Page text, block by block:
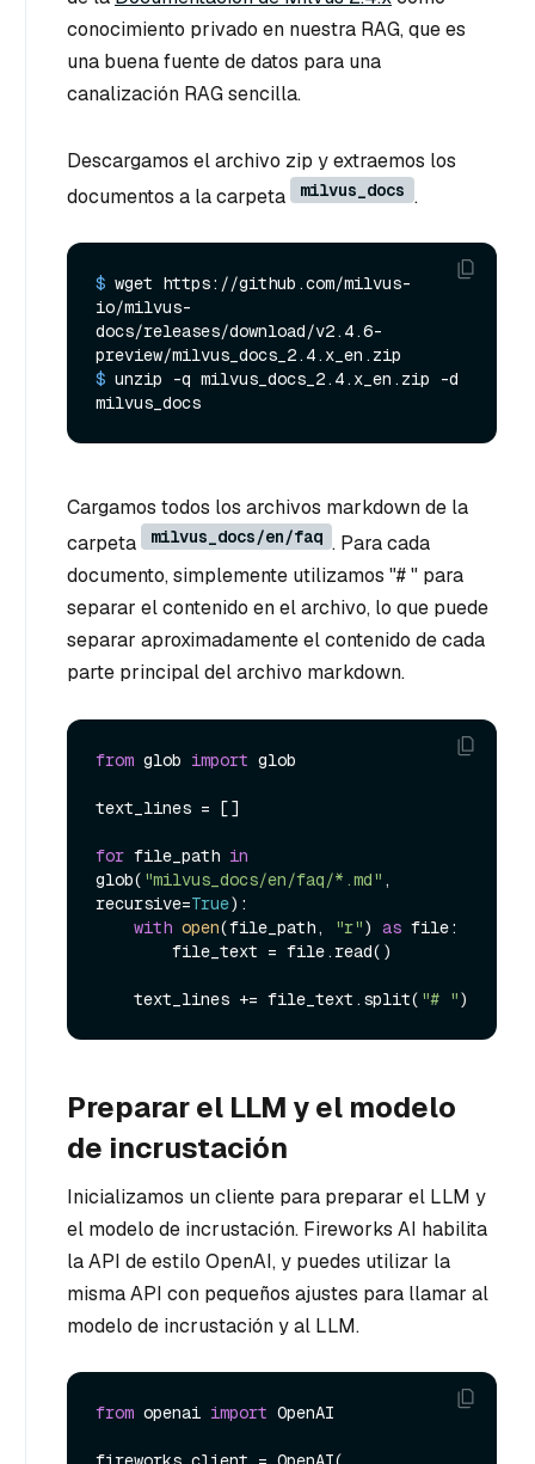
conocimiento privado en nuestra RAG, que es
una buena fuente de datos para una
canalización RAG sencilla.
Descargamos el archivo zip y extraemos los
documentos a la carpeta
milvus_docs .
$ wget https://github.com/milvus-
io/milvus-
docs/releases/download/v2.4.6-
preview/milvus_docs_2.4.x_en.zip
$ unzip -q milvus_docs_2.4.x_en.zip -d
milvus_docs
Cargamos todos los archivos markdown de la
carpeta
milvus_docs/en/faq . Para cada
documento, simplemente utilizamos "# " para
separar el contenido en el archivo, lo que puede
separar aproximadamente el contenido de cada
parte principal del archivo markdown.
from glob import glob
text_lines = []
for file_path in
glob( "milvus_docs/en/faq/*.md" ,
recursive=True):
with open(file_path, "r") as file:
    text_lines += file_text.split(
"# "
Preparar el LLM y el modelo
de incrustación
Inicializamos un cliente para preparar el LLM y
el modelo de incrustación. Fireworks AI habilita
la API de estilo OpenAI, y puedes utilizar la
misma API con pequeños ajustes para llamar al
modelo de incrustación y al LLM.
from openai import OpenAI